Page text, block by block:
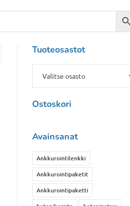
Tuoteosastot
Valitse osasto
Ostoskori
Avainsanat
Ankkurointilenkki
Ankkurointipaketit
Ankkurointipaketti